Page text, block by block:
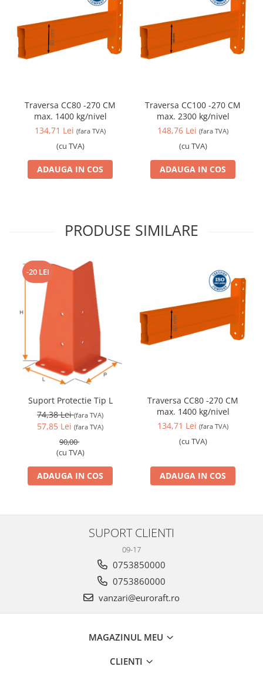
Traversa CC80 -270 CM
max. 1400 kg/nivel
134,71 Lei (fara TVA)
(cu TVA)
ADAUGA IN COS
Traversa CC100 -270 CM
max. 2300 kg/nivel
148,76 Lei (fara TVA)
(cu TVA)
ADAUGA IN COS
PRODUSE SIMILARE
-20 LEI
Suport Protectie Tip L
74,38 Lei(fara TVA)
57,85 Lei (fara TVA)
90,00
(cu TVA)
ADAUGA IN COS
Traversa CC80 -270 CM
max. 1400 kg/nivel
134,71 Lei (fara TVA)
(cu TVA)
ADAUGA IN COS
SUPORT CLIENTI
09-17
0753850000
0753860000
vanzari@euroraft.ro
MAGAZINUL MEU
CLIENTI